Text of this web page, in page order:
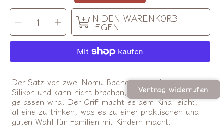
MENGE
AUSWÄHLEN
Menge
für
OYOY
|
Nomu
2er
Set
Menge
für
OYOY
|
Nomu
Becher
2er
Set
IN DEN WARENKORB
LEGEN
Der Satz von zwei Nomu-Bechern besteht aus
Silikon und kann nicht brechen, wenn es fallen
gelassen wird. Der Griff macht es dem Kind leicht,
alleine zu trinken, was es zu einer praktischen und
guten Wahl für Familien mit Kindern macht.
Vertrag widerrufen